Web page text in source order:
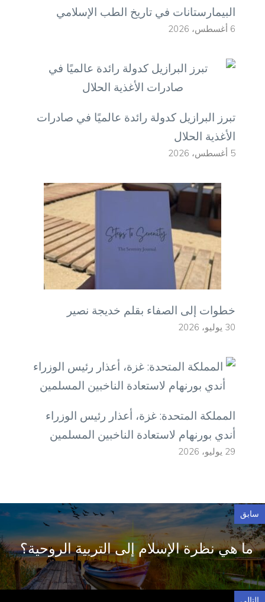
البيمارستانات في تاريخ الطب الإسلامي
6 أغسطس، 2026
تبرز البرازيل كدولة رائدة عالميًا في صادرات
الأغذية الحلال
5 أغسطس، 2026
خطوات إلى الصفاء بقلم خديجة نصير
30 يوليو، 2026
المملكة المتحدة: غزة، أعذار رئيس الوزراء
أندي بورنهام لاستعادة الناخبين المسلمين
29 يوليو، 2026
سابق
ما هي نظرة الإسلام إلى التربية الروحية؟